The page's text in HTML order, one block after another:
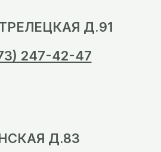
Д.91
247-42-47
Д.83